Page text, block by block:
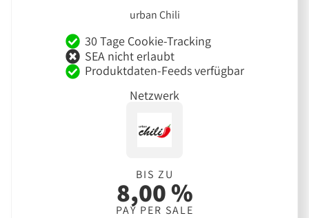
urban Chili
30 Tage Cookie-Tracking
SEA nicht erlaubt
Produktdaten-Feeds verfügbar
Netzwerk
BIS ZU
8,00 %
PAY PER SALE